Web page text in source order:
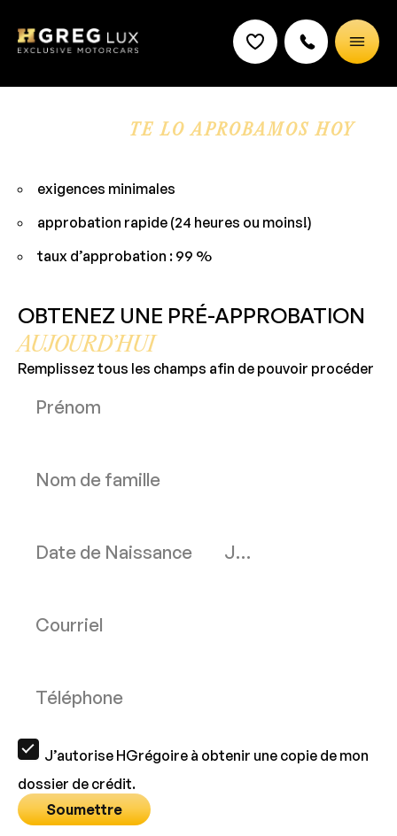
TE LO APROBAMOS HOY
exigences minimales
approbation rapide (24 heures ou moins!)
taux d’approbation : 99 %
OBTENEZ UNE PRÉ-APPROBATION
AUJOURD’HUI
Remplissez tous les champs afin de pouvoir procéder
J’autorise HGrégoire à obtenir une copie de mon
dossier de crédit.
Soumettre